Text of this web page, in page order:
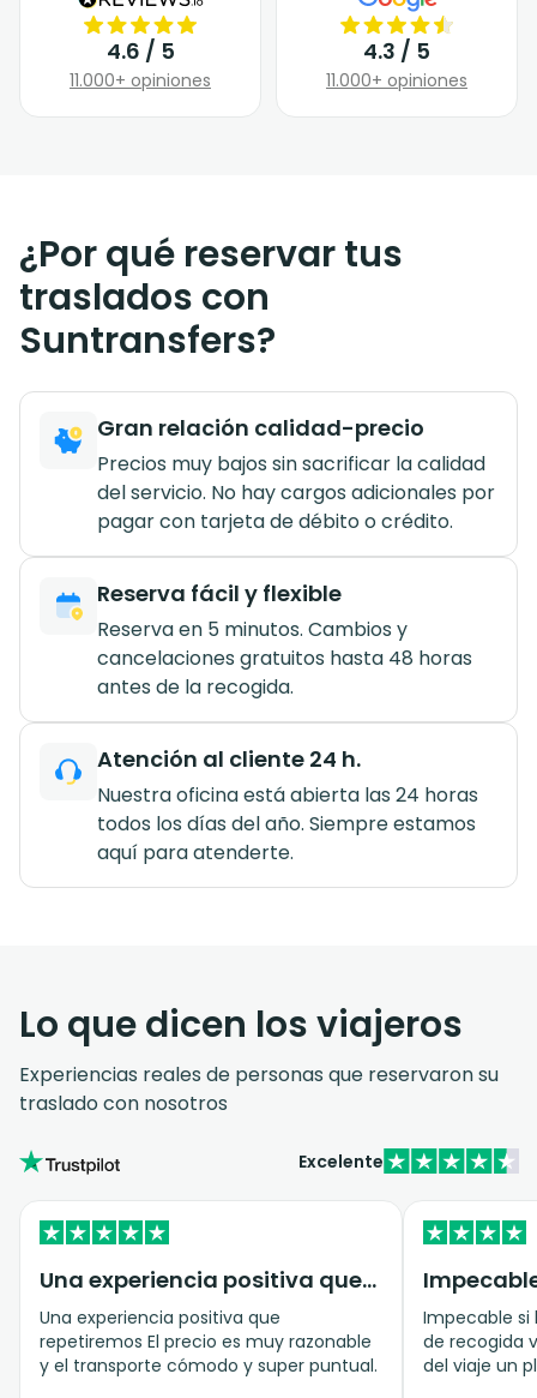
4.6 / 5
11.000+ opiniones
4.3 / 5
11.000+ opiniones
¿Por qué reservar tus
traslados con
Suntransfers?
Gran relación calidad-precio
Precios muy bajos sin sacrificar la calidad
del servicio. No hay cargos adicionales por
pagar con tarjeta de débito o crédito.
Reserva fácil y flexible
Reserva en 5 minutos. Cambios y
cancelaciones gratuitos hasta 48 horas
antes de la recogida.
Atención al cliente 24 h.
Nuestra oficina está abierta las 24 horas
todos los días del año. Siempre estamos
aquí para atenderte.
Lo que dicen los viajeros
Experiencias reales de personas que reservaron su
traslado con nosotros
Excelente
Una experiencia positiva que…
Una experiencia positiva que
repetiremos El precio es muy razonable
y el transporte cómodo y super puntual.
Impecable si
de recogida
del viaje un placer.